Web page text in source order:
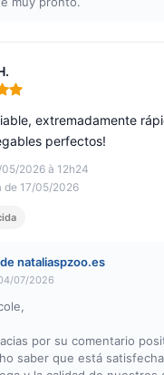
5
2026 à 12h24
de 17/05/2026
extremadamente
perfectos!
nataliaspzoo.es
07/2026
por su comentario
saber que está